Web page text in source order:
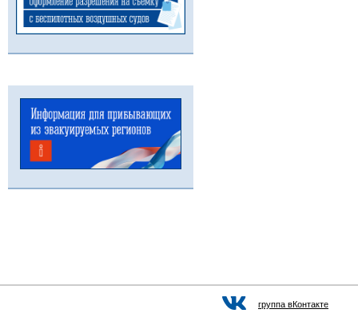
группа вКонтакте